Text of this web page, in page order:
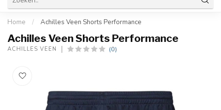
Home / Achilles Veen Shorts Performance
Achilles Veen Shorts Performance
ACHILLES VEEN (0)